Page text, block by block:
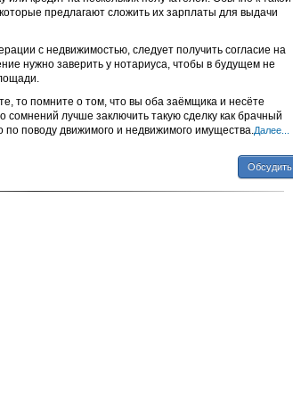
предлагают сложить их зарплаты для выдачи
с недвижимостью, следует получить согласие на
нужно заверить у нотариуса, чтобы в будущем не
то помните о том, что вы оба заёмщика и несёте
сомнений лучше заключить такую сделку как брачный
поводу движимого и недвижимого имущества.Далее...
Обсудить